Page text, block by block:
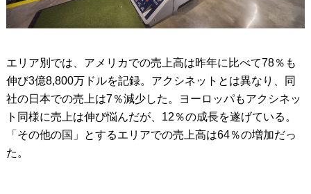
エリア別では、アメリカでの売上高は昨年に比べて78％も
伸び3億8,800万ドルを記録。アクシネットとは異なり、同
社の日本での売上は7％減少した。ヨーロッパもアクシネッ
ト同様に売上は伸び悩んだが、12％の成長を遂げている。
「その他の国」とするエリアでの売上高は64％の増加だっ
た。